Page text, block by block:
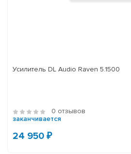
Усилитель DL Audio Raven 5.1500
0 отзывов
заканчивается
24 950 ₽